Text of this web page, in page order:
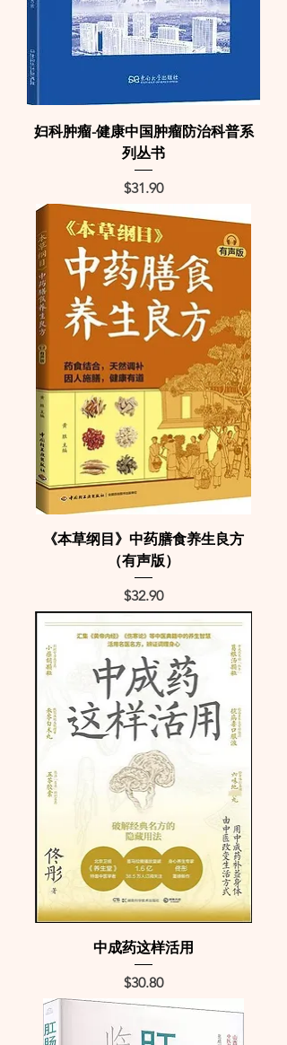
妇科肿瘤-健康中国肿瘤防治科普系
列丛书
Price
$31.90
《本草纲目》中药膳食养生良方
（有声版）
Price
$32.90
中成药这样活用
Price
$30.80